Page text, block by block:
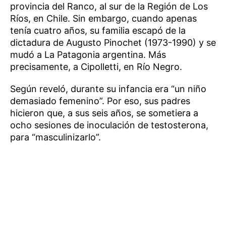
provincia del Ranco, al sur de la Región de Los
Ríos, en Chile. Sin embargo, cuando apenas
tenía cuatro años, su familia escapó de la
dictadura de Augusto Pinochet (1973-1990) y se
mudó a La Patagonia argentina. Más
precisamente, a Cipolletti, en Río Negro.
Según reveló, durante su infancia era “un niño
demasiado femenino”. Por eso, sus padres
hicieron que, a sus seis años, se sometiera a
ocho sesiones de inoculación de testosterona,
para “masculinizarlo”.